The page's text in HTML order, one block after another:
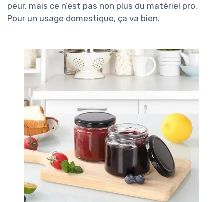
peur, mais ce n’est pas non plus du matériel pro.
Pour un usage domestique, ça va bien.